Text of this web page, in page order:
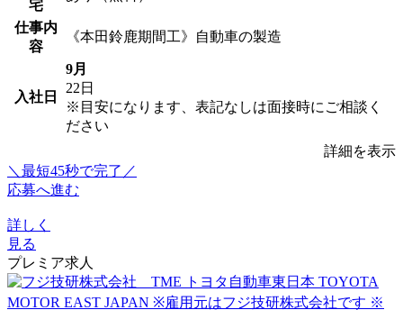
宅
仕事内
容
《本田鈴鹿期間工》自動車の製造
入社日
9月
22日
※目安になります、表記なしは面接時にご相談く
ださい
詳細を表示
＼最短45秒で完了／
応募へ進む
詳しく
見る
プレミア求人